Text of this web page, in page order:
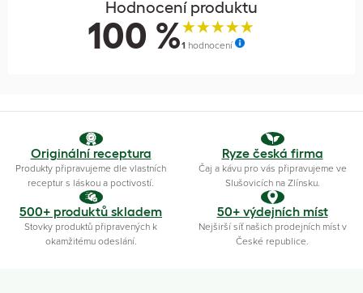
Hodnocení produktu
100 %1 hodnocení
Originální receptura
Produkty připravujeme dle vlastních
receptur s láskou a poctivostí.
Ryze česká firma
Čaj a kávu pro vás připravujeme ve
Slušovicích na Zlínsku.
500+ produktů skladem
Stovky produktů připravených k
okamžitému odeslání.
50+ výdejních míst
Nejširší síť našich prodejních míst v
České republice.